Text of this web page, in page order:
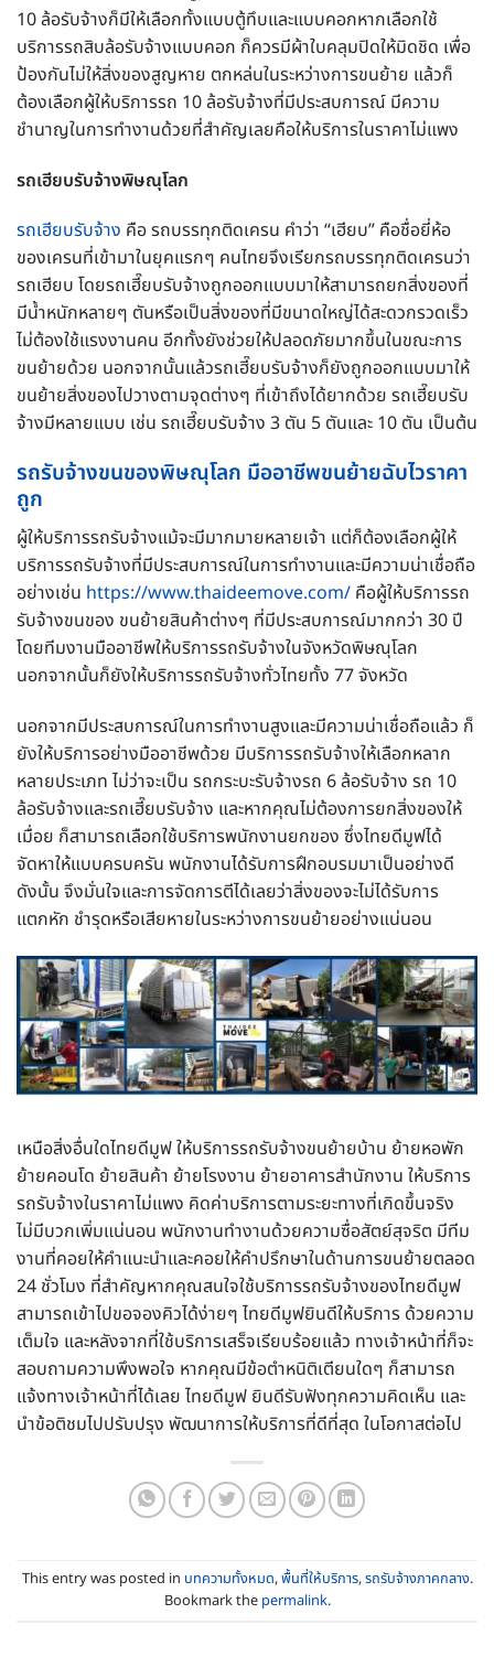
10 ล้อรับจ้างก็มีให้เลือกทั้งแบบตู้ทึบและแบบคอกหากเลือกใช้
บริการรถสิบล้อรับจ้างแบบคอก ก็ควรมีผ้าใบคลุมปิดให้มิดชิด เพื่อ
ป้องกันไม่ให้สิ่งของสูญหาย ตกหล่นในระหว่างการขนย้าย แล้วก็
ต้องเลือกผู้ให้บริการรถ 10 ล้อรับจ้างที่มีประสบการณ์ มีความ
ชำนาญในการทำงานด้วยที่สำคัญเลยคือให้บริการในราคาไม่แพง
รถเฮียบรับจ้างพิษณุโลก
รถเฮียบรับจ้าง คือ รถบรรทุกติดเครน คำว่า “เฮียบ” คือชื่อยี่ห้อ
ของเครนที่เข้ามาในยุคแรกๆ คนไทยจึงเรียกรถบรรทุกติดเครนว่า
รถเฮียบ โดยรถเฮี๊ยบรับจ้างถูกออกแบบมาให้สามารถยกสิ่งของที่
มีน้ำหนักหลายๆ ตันหรือเป็นสิ่งของที่มีขนาดใหญ่ได้สะดวกรวดเร็ว
ไม่ต้องใช้แรงงานคน อีกทั้งยังช่วยให้ปลอดภัยมากขึ้นในขณะการ
ขนย้ายด้วย นอกจากนั้นแล้วรถเฮี๊ยบรับจ้างก็ยังถูกออกแบบมาให้
ขนย้ายสิ่งของไปวางตามจุดต่างๆ ที่เข้าถึงได้ยากด้วย รถเฮี๊ยบรับ
จ้างมีหลายแบบ เช่น รถเฮี๊ยบรับจ้าง 3 ตัน 5 ตันและ 10 ตัน เป็นต้น
รถรับจ้างขนของพิษณุโลก มืออาชีพขนย้ายฉับไวราคา
ถูก
ผู้ให้บริการรถรับจ้างแม้จะมีมากมายหลายเจ้า แต่ก็ต้องเลือกผู้ให้
บริการรถรับจ้างที่มีประสบการณ์ในการทำงานและมีความน่าเชื่อถือ
อย่างเช่น https://www.thaideemove.com/ คือผู้ให้บริการรถ
รับจ้างขนของ ขนย้ายสินค้าต่างๆ ที่มีประสบการณ์มากกว่า 30 ปี
โดยทีมงานมืออาชีพให้บริการรถรับจ้างในจังหวัดพิษณุโลก
นอกจากนั้นก็ยังให้บริการรถรับจ้างทั่วไทยทั้ง 77 จังหวัด
นอกจากมีประสบการณ์ในการทำงานสูงและมีความน่าเชื่อถือแล้ว ก็
ยังให้บริการอย่างมืออาชีพด้วย มีบริการรถรับจ้างให้เลือกหลาก
หลายประเภท ไม่ว่าจะเป็น รถกระบะรับจ้างรถ 6 ล้อรับจ้าง รถ 10
ล้อรับจ้างและรถเฮี๊ยบรับจ้าง และหากคุณไม่ต้องการยกสิ่งของให้
เมื่อย ก็สามารถเลือกใช้บริการพนักงานยกของ ซึ่งไทยดีมูฟได้
จัดหาให้แบบครบครัน พนักงานได้รับการฝึกอบรมมาเป็นอย่างดี
ดังนั้น จึงมั่นใจและการจัดการตีได้เลยว่าสิ่งของจะไม่ได้รับการ
แตกหัก ชำรุดหรือเสียหายในระหว่างการขนย้ายอย่างแน่นอน
เหนือสิ่งอื่นใดไทยดีมูฟ ให้บริการรถรับจ้างขนย้ายบ้าน ย้ายหอพัก
ย้ายคอนโด ย้ายสินค้า ย้ายโรงงาน ย้ายอาคารสำนักงาน ให้บริการ
รถรับจ้างในราคาไม่แพง คิดค่าบริการตามระยะทางที่เกิดขึ้นจริง
ไม่มีบวกเพิ่มแน่นอน พนักงานทำงานด้วยความซื่อสัตย์สุจริต มีทีม
งานที่คอยให้คำแนะนำและคอยให้คำปรึกษาในด้านการขนย้ายตลอด
24 ชั่วโมง ที่สำคัญหากคุณสนใจใช้บริการรถรับจ้างของไทยดีมูฟ
สามารถเข้าไปขอจองคิวได้ง่ายๆ ไทยดีมูฟยินดีให้บริการ ด้วยความ
เต็มใจ และหลังจากที่ใช้บริการเสร็จเรียบร้อยแล้ว ทางเจ้าหน้าที่ก็จะ
สอบถามความพึงพอใจ หากคุณมีข้อตำหนิติเตียนใดๆ ก็สามารถ
แจ้งทางเจ้าหน้าที่ได้เลย ไทยดีมูฟ ยินดีรับฟังทุกความคิดเห็น และ
นำข้อติชมไปปรับปรุง พัฒนาการให้บริการที่ดีที่สุด ในโอกาสต่อไป
This entry was posted in บทความทั้งหมด,พื้นที่ให้บริการ,รถรับจ้างภาคกลาง.
Bookmark the permalink.